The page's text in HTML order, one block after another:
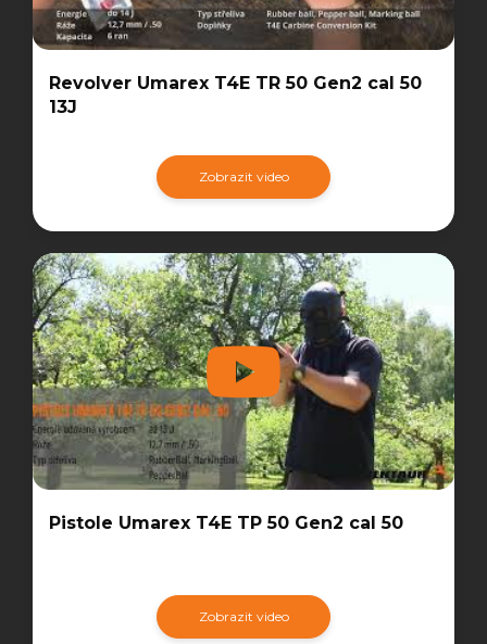
Revolver Umarex T4E TR 50 Gen2 cal 50
13J
Zobrazit video
Pistole Umarex T4E TP 50 Gen2 cal 50
Zobrazit video